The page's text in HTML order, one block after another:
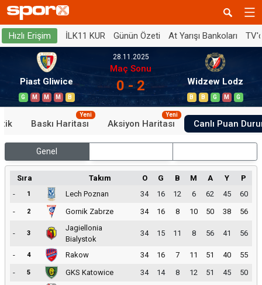
Hızlı Erişim İLK11 KUR Günün Özeti At Yarışı Bankoları
Piast Gliwice
G M M M B
28.11.2025
Maç Sonu
0 - 2 Widzew Lodz
B B G M G
Baskı Haritası
Yeni
Aksiyon Haritası
Yeni
Canlı Puan
Genel
Sıra Takım O G B M A Y
P
-
1 Lech Poznan 34 16 12 6 62 45
60
-
2 Gornik Zabrze 34 16 8 10 50 38 56
- 3
Jagiellonia
Bialystok
34 15 11 8 56 41 56
- 4 Rakow 34 16 7 11 51 40
55
-
5 GKS Katowice 34 14 8 12 51 45
50